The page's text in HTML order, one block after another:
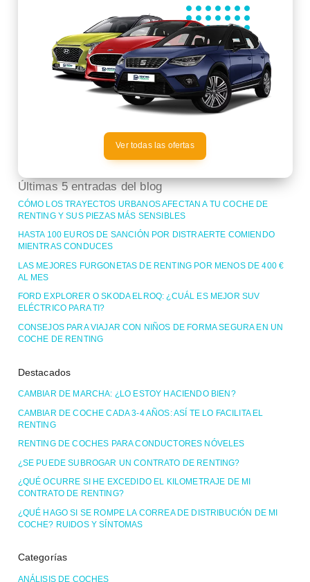
Ver todas las ofertas
Últimas 5 entradas del blog
CÓMO LOS TRAYECTOS URBANOS AFECTAN A TU COCHE DE
RENTING Y SUS PIEZAS MÁS SENSIBLES
HASTA 100 EUROS DE SANCIÓN POR DISTRAERTE COMIENDO
MIENTRAS CONDUCES
LAS MEJORES FURGONETAS DE RENTING POR MENOS DE 400 €
AL MES
FORD EXPLORER O SKODA ELROQ: ¿CUÁL ES MEJOR SUV
ELÉCTRICO PARA TI?
CONSEJOS PARA VIAJAR CON NIÑOS DE FORMA SEGURA EN UN
COCHE DE RENTING
Destacados
CAMBIAR DE MARCHA: ¿LO ESTOY HACIENDO BIEN?
CAMBIAR DE COCHE CADA 3-4 AÑOS: ASÍ TE LO FACILITA EL
RENTING
RENTING DE COCHES PARA CONDUCTORES NÓVELES
¿SE PUEDE SUBROGAR UN CONTRATO DE RENTING?
¿QUÉ OCURRE SI HE EXCEDIDO EL KILOMETRAJE DE MI
CONTRATO DE RENTING?
¿QUÉ HAGO SI SE ROMPE LA CORREA DE DISTRIBUCIÓN DE MI
COCHE? RUIDOS Y SÍNTOMAS
Categorías
ANÁLISIS DE COCHES